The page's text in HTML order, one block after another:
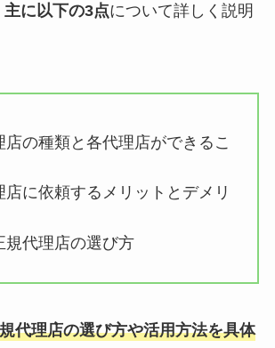
主に以下の3点について詳しく説明
店の種類と各代理店ができるこ
店に依頼するメリットとデメリ
規代理店の選び方
代理店の選び方や活用方法を具体